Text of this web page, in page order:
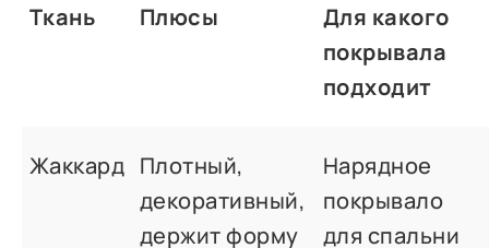
Ткань Плюсы
Для какого
покрывала
подходит
Жаккард Плотный,
декоративный,
держит форму
Нарядное
покрывало
для спальни